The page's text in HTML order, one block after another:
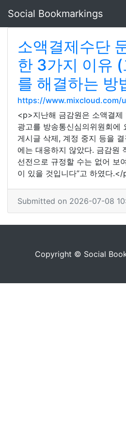
Social Bookmarkings
소액결제수단
한 3가지 이유 (
를 해결하는 방
https://www.mixcloud.com/
<p>지난해 금감원은 소액결제
광고를 방송통신심의위원회에
게시글 삭제, 계정 중지 등을 결
에는 대응하지 않았다. 금감원
선전으로 규정할 수는 없어 보
이 있을 것입니다”고 하였다.</
Submitted on 2026-07-08
Copyright © Social